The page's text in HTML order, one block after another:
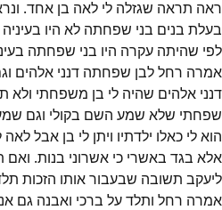
ראה תראה שגזלה לי לאה בן אחד.
בעלת בנים בני שפחתה לא היו
לפי שהיתה עקרה היו בני שפחתה
אמרה רחל לבן שפחתה דנני אלהים
דנני אלהים שהיה לי בן משפחתי ולא
שפחתי שלא שמע השם בקולי וגם שמע
הוא לי כאלו ילדתיו ויתן לי בן אבל
אלא בגד באשרי כי אשרוני בנות.
ליעקב תשובה שבעבור אותו הזכות
אמרה רחל ותלד על ברכי ואבנה גם